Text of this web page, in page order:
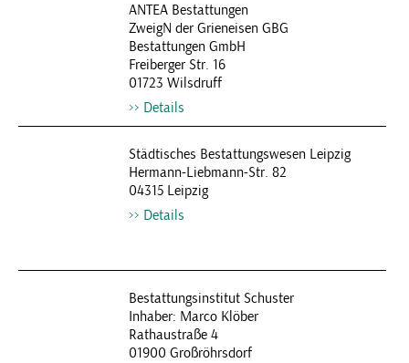
ANTEA Bestattungen
ZweigN der Grieneisen GBG
Bestattungen GmbH
Freiberger Str. 16
01723 Wilsdruff
Details
Städtisches Bestattungswesen Leipzig
Hermann-Liebmann-Str. 82
04315 Leipzig
Details
Bestattungsinstitut Schuster
Inhaber: Marco Klöber
Rathaustraße 4
01900 Großröhrsdorf